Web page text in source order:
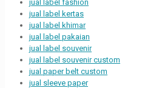
jual label fashion
jual label kertas
jual label khimar
jual label pakaian
jual label souvenir
jual label souvenir custom
jual paper belt custom
jual sleeve paper